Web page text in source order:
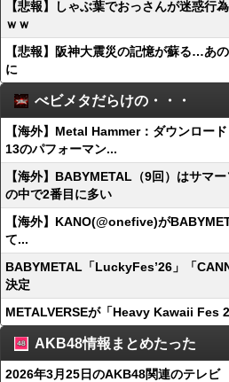
【悲報】しゃぶ葉でおっさんが迷惑行
ｗｗ
【悲報】阪神大震災の記憶が蘇る…あ
に
べビメタだらけの・・・
【海外】Metal Hammer：ダウンロー
13のパフォーマン...
【海外】BABYMETAL（9回）はサマ
の中で2番目に多い
【海外】KANO(@onefive)が
て...
BABYMETAL「LuckyFes’26」「
決定
METALVERSEが「Heavy Kawaii Fes
AKB48情報まとめたった
2026年3月25日のAKB48関連のテレビ